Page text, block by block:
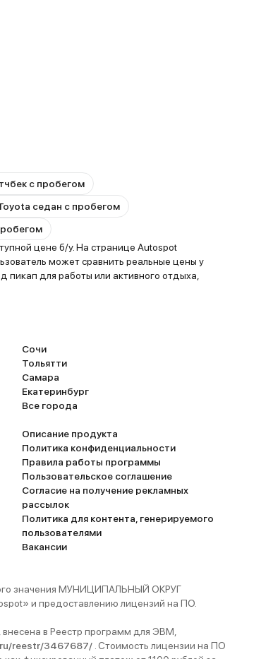
с пробегом
седан с пробегом
цене б/у. На странице Autospot
может сравнить реальные цены у
для работы или активного отдыха,
Сочи
Тольятти
Самара
Екатеринбург
Все города
Описание продукта
Политика конфиденциальности
Правила работы программы
Пользовательское соглашение
Согласие на получение рекламных
рассылок
Политика для контента, генерируемого
пользователями
Вакансии
значения МУНИЦИПАЛЬНЫЙ ОКРУГ
и предоставлению лицензий на ПО.
в Реестр программ для ЭВМ,
reestr/3467687/ . Стоимость лицензии на ПО